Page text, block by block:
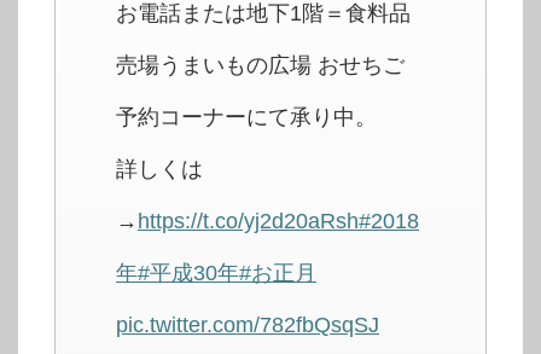
お電話または地下1階＝食料品
売場うまいもの広場 おせちご
予約コーナーにて承り中。
詳しくは
→ https://t.co/yj2d20aRsh#2018
年#平成30年#お正月
pic.twitter.com/782fbQsqSJ